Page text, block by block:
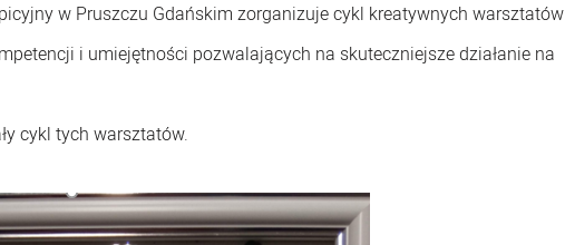
w Pruszczu Gdańskim zorganizuje cykl kreatywnych warsztatów
i umiejętności pozwalających na skuteczniejsze działanie na
cykl tych warsztatów.